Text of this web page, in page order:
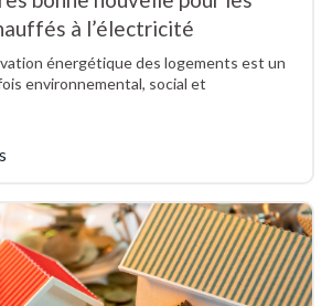
à l’électricité
énergétique des logements est un
environnemental, social et